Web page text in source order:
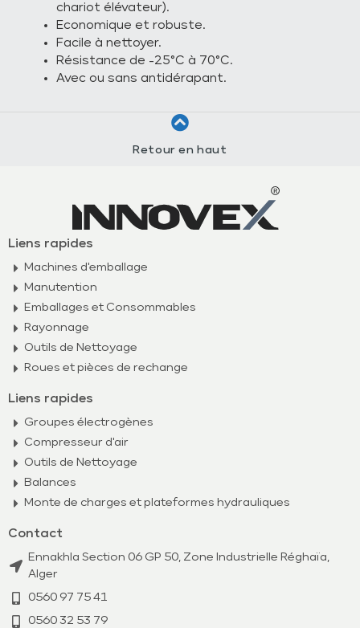
chariot élévateur).
Economique et robuste.
Facile à nettoyer.
Résistance de -25°C à 70°C.
Avec ou sans antidérapant.
Retour en haut
Liens rapides
Machines d'emballage
Manutention
Emballages et Consommables
Rayonnage
Outils de Nettoyage
Roues et pièces de rechange
Liens rapides
Groupes électrogènes
Compresseur d'air
Outils de Nettoyage
Balances
Monte de charges et plateformes hydrauliques
Contact
Ennakhla Section 06 GP 50, Zone Industrielle Réghaïa,
Alger
0560 97 75 41
0560 32 53 79​